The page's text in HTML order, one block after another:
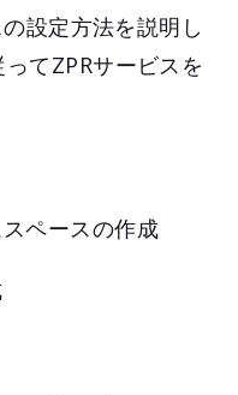
設定方法を説明し
てZPRサービスを
ペースの作成